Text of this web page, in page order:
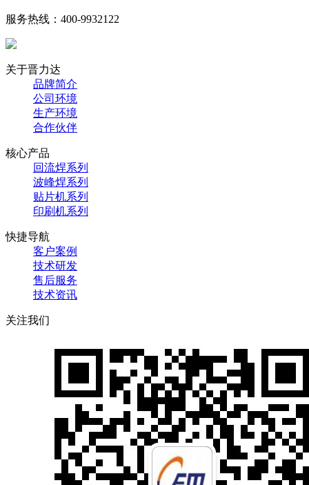
服务热线： 400-9932122
关于晋力达
品牌简介
公司环境
生产环境
合作伙伴
核心产品
回流焊系列
波峰焊系列
贴片机系列
印刷机系列
快捷导航
客户案例
技术研发
售后服务
技术资讯
关注我们